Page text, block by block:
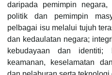
daripada pemimpin
politik dan pemimpin
pelbagai isu melalui tujuh
dan kedaulatan negara;
kebudayaan dan identiti;
keamanan, keselamatan